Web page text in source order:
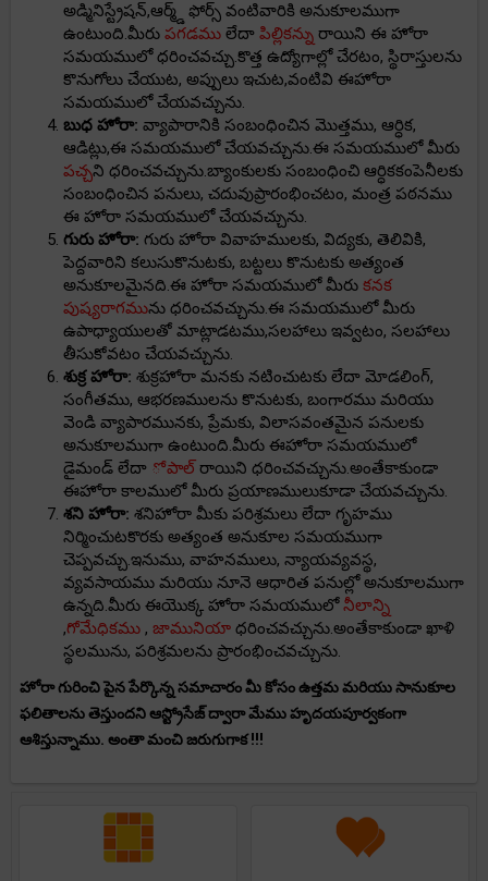
అడ్మినిస్ట్రేషన్,ఆర్మ్డ్ ఫోర్స్ వంటివారికి అనుకూలముగా
ఉంటుంది.మీరు పగడము లేదా పిల్లికన్ను రాయిని ఈ హోరా
సమయములో ధరించవచ్చు.కొత్త ఉద్యోగాల్లో చేరటం, స్థిరాస్తులను
కొనుగోలు చేయుట, అప్పులు ఇచుట,వంటివి ఈహోరా
సమయములో చేయవచ్చును.
బుధ హోరా: వ్యాపారానికి సంబంధించిన మొత్తము, ఆర్ధిక,
ఆడిట్లు,ఈ సమయములో చేయవచ్చును.ఈ సమయములో మీరు
పచ్చని ధరించవచ్చును.బ్యాంకులకు సంబంధించి ఆర్ధికకంపెనీలకు
సంబంధించిన పనులు, చదువుప్రారంభించటం, మంత్ర పఠనము
ఈ హోరా సమయములో చేయవచ్చును.
గురు హోరా: గురు హోరా వివాహములకు, విద్యకు, తెలివికి,
పెద్దవారిని కలుసుకొనుటకు, బట్టలు కొనుటకు అత్యంత
అనుకూలమైనది.ఈ హోరా సమయములో మీరు కనక
పుష్యరాగమును ధరించవచ్చును.ఈ సమయములో మీరు
ఉపాధ్యాయులతో మాట్లాడటము,సలహాలు ఇవ్వటం, సలహాలు
తీసుకోవటం చేయవచ్చును.
శుక్ర హోరా: శుక్రహోరా మనకు నటించుటకు లేదా మోడలింగ్,
సంగీతము, ఆభరణములను కొనుటకు, బంగారము మరియు
వెండి వ్యాపారమునకు, ప్రేమకు, విలాసవంతమైన పనులకు
అనుకూలముగా ఉంటుంది.మీరు ఈహోరా సమయములో
డైమండ్ లేదా ోపాల్ రాయిని ధరించవచ్చును.అంతేకాకుండా
ఈహోరా కాలములో మీరు ప్రయాణములుకూడా చేయవచ్చును.
శని హోరా: శనిహోరా మీకు పరిశ్రమలు లేదా గృహము
నిర్మించుటకొరకు అత్యంత అనుకూల సమయముగా
చెప్పవచ్చు.ఇనుము, వాహనములు, న్యాయవ్యవస్థ,
వ్యవసాయము మరియు నూనె ఆధారిత పనుల్లో అనుకూలముగా
ఉన్నది.మీరు ఈయొక్క హోరా సమయములోనీలాన్ని
,గోమేధికము , జామునియా ధరించవచ్చును.అంతేకాకుండా ఖాళి
స్థలమును, పరిశ్రమలను ప్రారంభించవచ్చును.
హోరా గురించి పైన పేర్కొన్న సమాచారం మీ కోసం ఉత్తమ మరియు సానుకూల
ఫలితాలను తెస్తుందని ఆస్ట్రోసేజ్ ద్వారా మేము హృదయపూర్వకంగా
ఆశిస్తున్నాము. అంతా మంచి జరుగుగాక !!!